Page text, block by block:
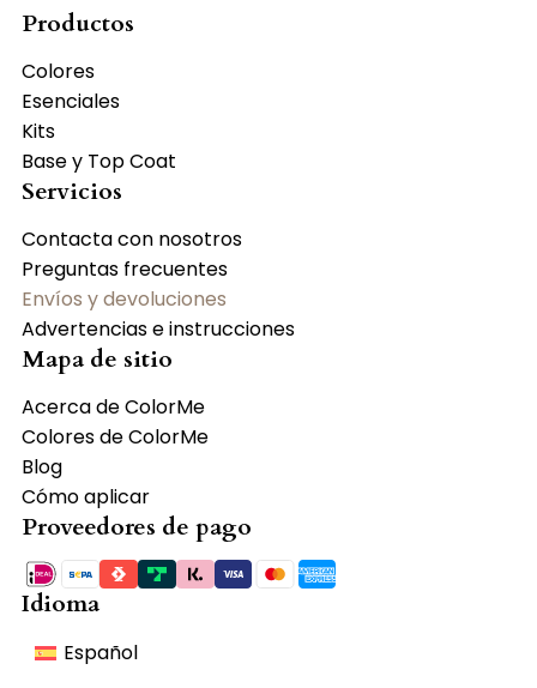
Productos
Colores
Esenciales
Kits
Base y Top Coat
Servicios
Contacta con nosotros
Preguntas frecuentes
Envíos y devoluciones
Advertencias e instrucciones
Mapa de sitio
Acerca de ColorMe
Colores de ColorMe
Blog
Cómo aplicar
Proveedores de pago
Idioma
Español